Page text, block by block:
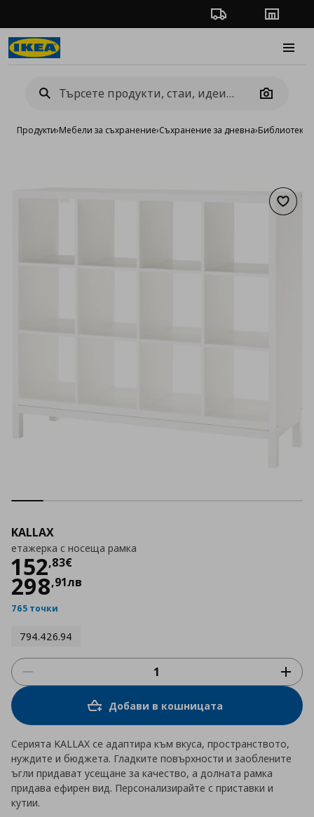
Проследяване на
Camera
Продукти›Мебели за съхранение›Съхранение за дневна›Библиотеки
KALLAX
етажерка с носеща рамка
152,83€
Цена
298,91лв
765 точки
794.426.94
Добави в кошницата
Серията KALLAX се адаптира към вкуса, пространството,
нуждите и бюджета. Гладките повърхности и заоблените
ъгли придават усещане за качество, а долната рамка
придава ефирен вид. Персонализирайте с приставки и
кутии.